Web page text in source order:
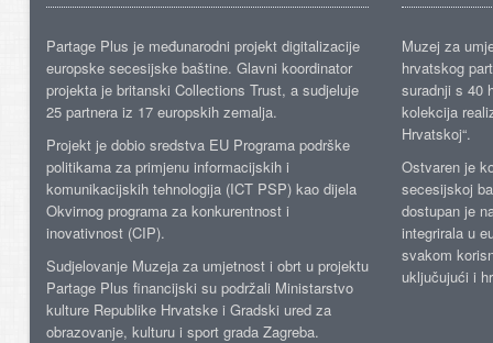
Partage Plus je međunarodni projekt digitalizacije
europske secesijske baštine. Glavni koordinator
projekta je britanski Collections Trust, a sudjeluje
25 partnera iz 17 europskih zemalja.
Projekt je dobio sredstva EU Programa podrške
politikama za primjenu informacijskih i
komunikacijskih tehnologija (ICT PSP) kao dijela
Okvirnog programa za konkurentnost i
inovativnost (CIP).
Sudjelovanje Muzeja za umjetnost i obrt u projektu
Partage Plus financijski su podržali Ministarstvo
kulture Republike Hrvatske i Gradski ured za
obrazovanje, kulturu i sport grada Zagreba.
Muzej za
hrvatskog
suradnji s 40
kolekcija
Hrvatskoj“.
Ostvaren je
secesijskoj
dostupan je
integrirala u
svakom
uključujući i